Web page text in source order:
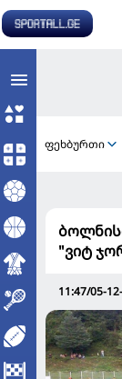
ფეხბურთი
"ვიტ
11:47/05-